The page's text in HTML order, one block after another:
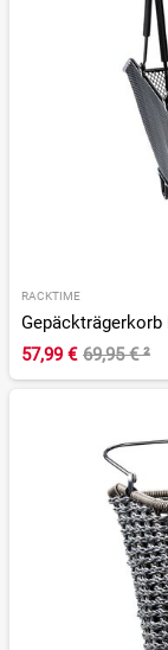
RACKTIME
Gepäckträgerkorb
57,99 € 69,95 €²